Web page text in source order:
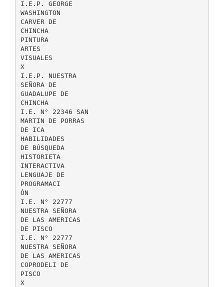
I.E.P. GEORGE
WASHINGTON
CARVER DE
CHINCHA
PINTURA
ARTES
VISUALES
X
I.E.P. NUESTRA
SEÑORA DE
GUADALUPE DE
CHINCHA
I.E. N° 22346 SAN
MARTIN DE PORRAS
DE ICA
HABILIDADES
DE BÚSQUEDA
HISTORIETA
INTERACTIVA
LENGUAJE DE
PROGRAMACI
ÓN
I.E. N° 22777
NUESTRA SEÑORA
DE LAS AMERICAS
DE PISCO
I.E. N° 22777
NUESTRA SEÑORA
DE LAS AMERICAS
COPRODELI DE
PISCO
X